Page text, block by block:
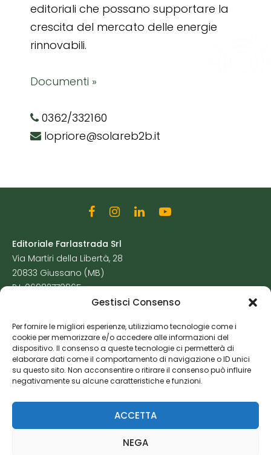
Gestisci Consenso
Per fornire le migliori esperienze, utilizziamo tecnologie come i
cookie per memorizzare e/o accedere alle informazioni del
dispositivo. Il consenso a queste tecnologie ci permetterà di
elaborare dati come il comportamento di navigazione o ID unici
su questo sito. Non acconsentire o ritirare il consenso può influire
negativamente su alcune caratteristiche e funzioni.
ACCETTA
NEGA
editoriali che possano supportare la
crescita del mercato delle energie
rinnovabili.
Documenti »
0362/332160
lopriore@solareb2b.it
Editoriale Farlastrada Srl
Via Martiri della Libertà, 28
20833 Giussano (MB)
P.I. 06982770965
Cookie Policy
Risorse Aggiuntive